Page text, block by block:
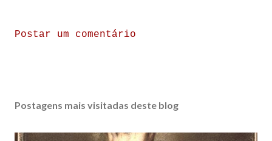
Postar um comentário
Postagens mais visitadas deste blog